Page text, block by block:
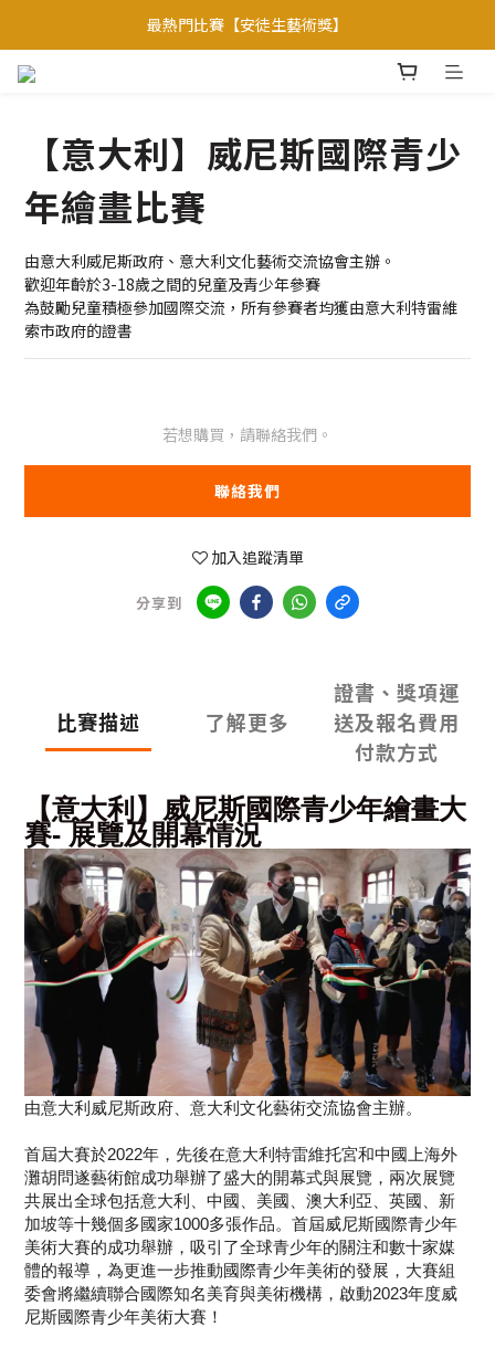
【會員優惠】加入會員專享更多會員禮遇
最熱門比賽【安徒生藝術獎】
【意大利】威尼斯國際青少
年繪畫比賽
由意大利威尼斯政府、意大利文化藝術交流協會主辦。
歡迎年齡於3-18歲之間的兒童及青少年參賽
為鼓勵兒童積極參加國際交流，所有參賽者均獲由意大利特雷維
索市政府的證書
若想購買，請聯絡我們。
聯絡我們
加入追蹤清單
分享到
比賽描述 了解更多
證書、獎項運
送及報名費用
付款方式
【意大利】威尼斯國際青少年繪畫大
賽- 展覽及開幕情況
由意大利威尼斯政府、意大利文化藝術交流協會主辦。
首屆大賽於2022年，先後在意大利特雷維托宮和中國上海外
灘胡問遂藝術館成功舉辦了盛大的開幕式與展覽，兩次展覽
共展出全球包括意大利、中國、美國、澳大利亞、英國、新
加坡等十幾個多國家1000多張作品。首屆威尼斯國際青少年
美術大賽的成功舉辦，吸引了全球青少年的關注和數十家媒
體的報導，為更進一步推動國際青少年美術的發展，大賽組
委會將繼續聯合國際知名美育與美術機構，啟動2023年度威
尼斯國際青少年美術大賽！